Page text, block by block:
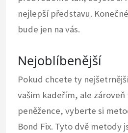
nejlepší představu.
bude jen na vás.
Nejoblíbenější
Pokud chcete ty
vašim kadeřím, ale zároveň
peněžence, vyberte si
Bond Fix. Tyto dvě metody